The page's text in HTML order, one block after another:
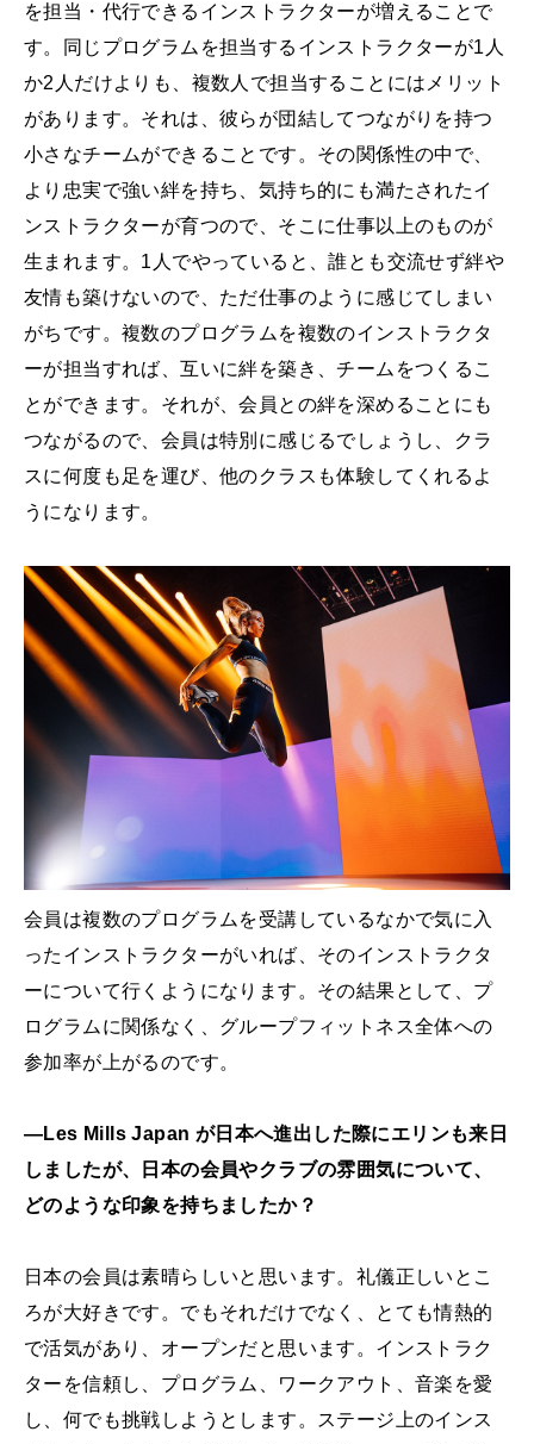
を担当・代行できるインストラクターが増えることで
す。同じプログラムを担当するインストラクターが1人
か2人だけよりも、複数人で担当することにはメリット
があります。それは、彼らが団結してつながりを持つ
小さなチームができることです。その関係性の中で、
より忠実で強い絆を持ち、気持ち的にも満たされたイ
ンストラクターが育つので、そこに仕事以上のものが
生まれます。1人でやっていると、誰とも交流せず絆や
友情も築けないので、ただ仕事のように感じてしまい
がちです。複数のプログラムを複数のインストラクタ
ーが担当すれば、互いに絆を築き、チームをつくるこ
とができます。それが、会員との絆を深めることにも
つながるので、会員は特別に感じるでしょうし、クラ
スに何度も足を運び、他のクラスも体験してくれるよ
うになります。
会員は複数のプログラムを受講しているなかで気に入
ったインストラクターがいれば、そのインストラクタ
ーについて行くようになります。その結果として、プ
ログラムに関係なく、グループフィットネス全体への
参加率が上がるのです。
―Les Mills Japan が日本へ進出した際にエリンも来日
しましたが、日本の会員やクラブの雰囲気について、
どのような印象を持ちましたか？
日本の会員は素晴らしいと思います。礼儀正しいとこ
ろが大好きです。でもそれだけでなく、とても情熱的
で活気があり、オープンだと思います。インストラク
ターを信頼し、プログラム、ワークアウト、音楽を愛
し、何でも挑戦しようとします。ステージ上のインス